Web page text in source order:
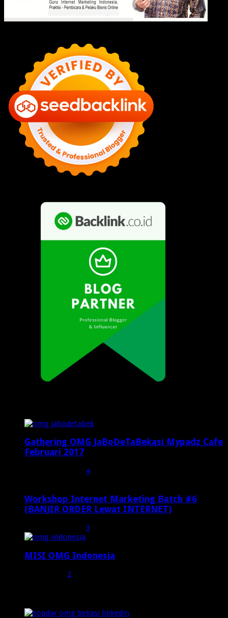
Gathering OMG JaBoDeTaBekasi Mypadz Cafe
Februari 2017
4
Workshop Internet Marketing Batch #6
(BANJIR ORDER Lewat INTERNET)
3
MISI OMG Indonesia
2